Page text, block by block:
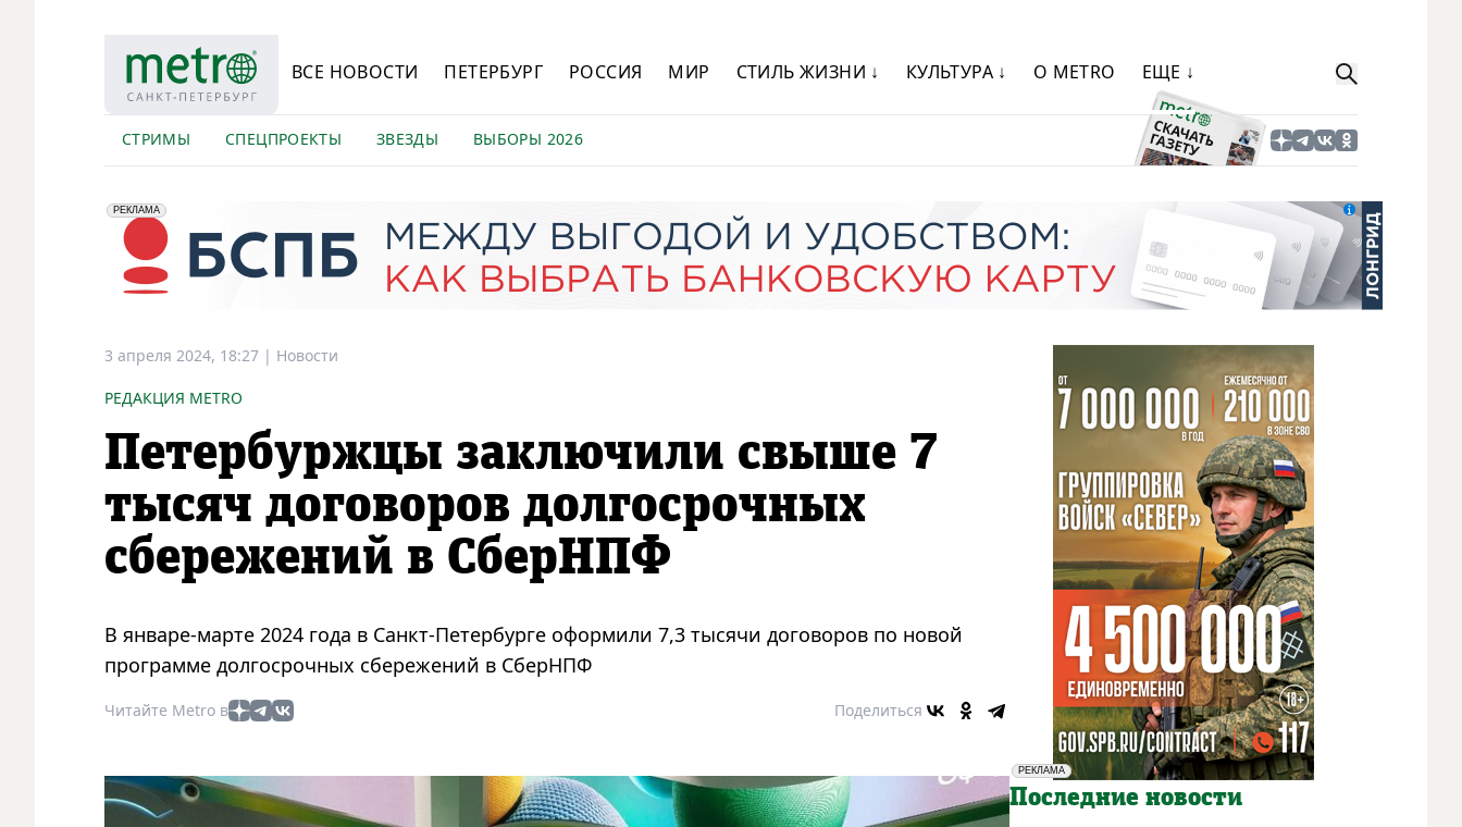
ВСЕ НОВОСТИ ПЕТЕРБУРГ РОССИЯ МИР СТИЛЬ ЖИЗНИ ↓ КУЛЬТУРА ↓ О METRO ЕЩЕ ↓
СТРИМЫ СПЕЦПРОЕКТЫ ЗВЕЗДЫ ВЫБОРЫ 2026
erid: 2VfnxyFybV5
РЕКЛАМА
ПАО "Банк "Санкт-Петербург", ИНН: 7831000027
3 апреля 2024, 18:27 | Новости
РЕДАКЦИЯ METRO
Петербуржцы заключили свыше 7
тысяч договоров долгосрочных
сбережений в СберНПФ
В январе-марте 2024 года в Санкт-Петербурге оформили 7,3 тысячи договоров по новой
программе долгосрочных сбережений в СберНПФ
Читайте Metro в Поделиться
РЕКЛАМА
Социальная реклама
Последние новости